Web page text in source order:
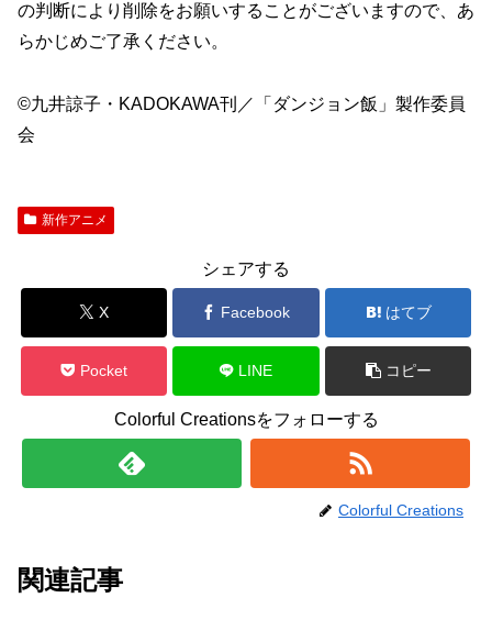
の判断により削除をお願いすることがございますので、あ
らかじめご了承ください。
©九井諒子・KADOKAWA刊／「ダンジョン飯」製作委員
会
新作アニメ
シェアする
X Facebook はてブ
Pocket LINE コピー
Colorful Creationsをフォローする
Colorful Creations
関連記事